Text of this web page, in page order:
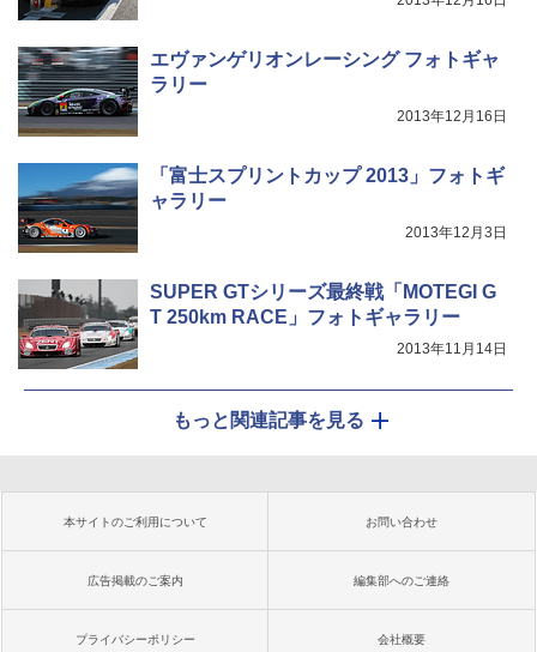
エヴァンゲリオンレーシング フォトギャ
ラリー
2013年12月16日
「富士スプリントカップ 2013」フォトギ
ャラリー
2013年12月3日
SUPER GTシリーズ最終戦「MOTEGI G
T 250km RACE」フォトギャラリー
2013年11月14日
もっと関連記事を見る
本サイトのご利用について お問い合わせ
広告掲載のご案内 編集部へのご連絡
プライバシーポリシー 会社概要